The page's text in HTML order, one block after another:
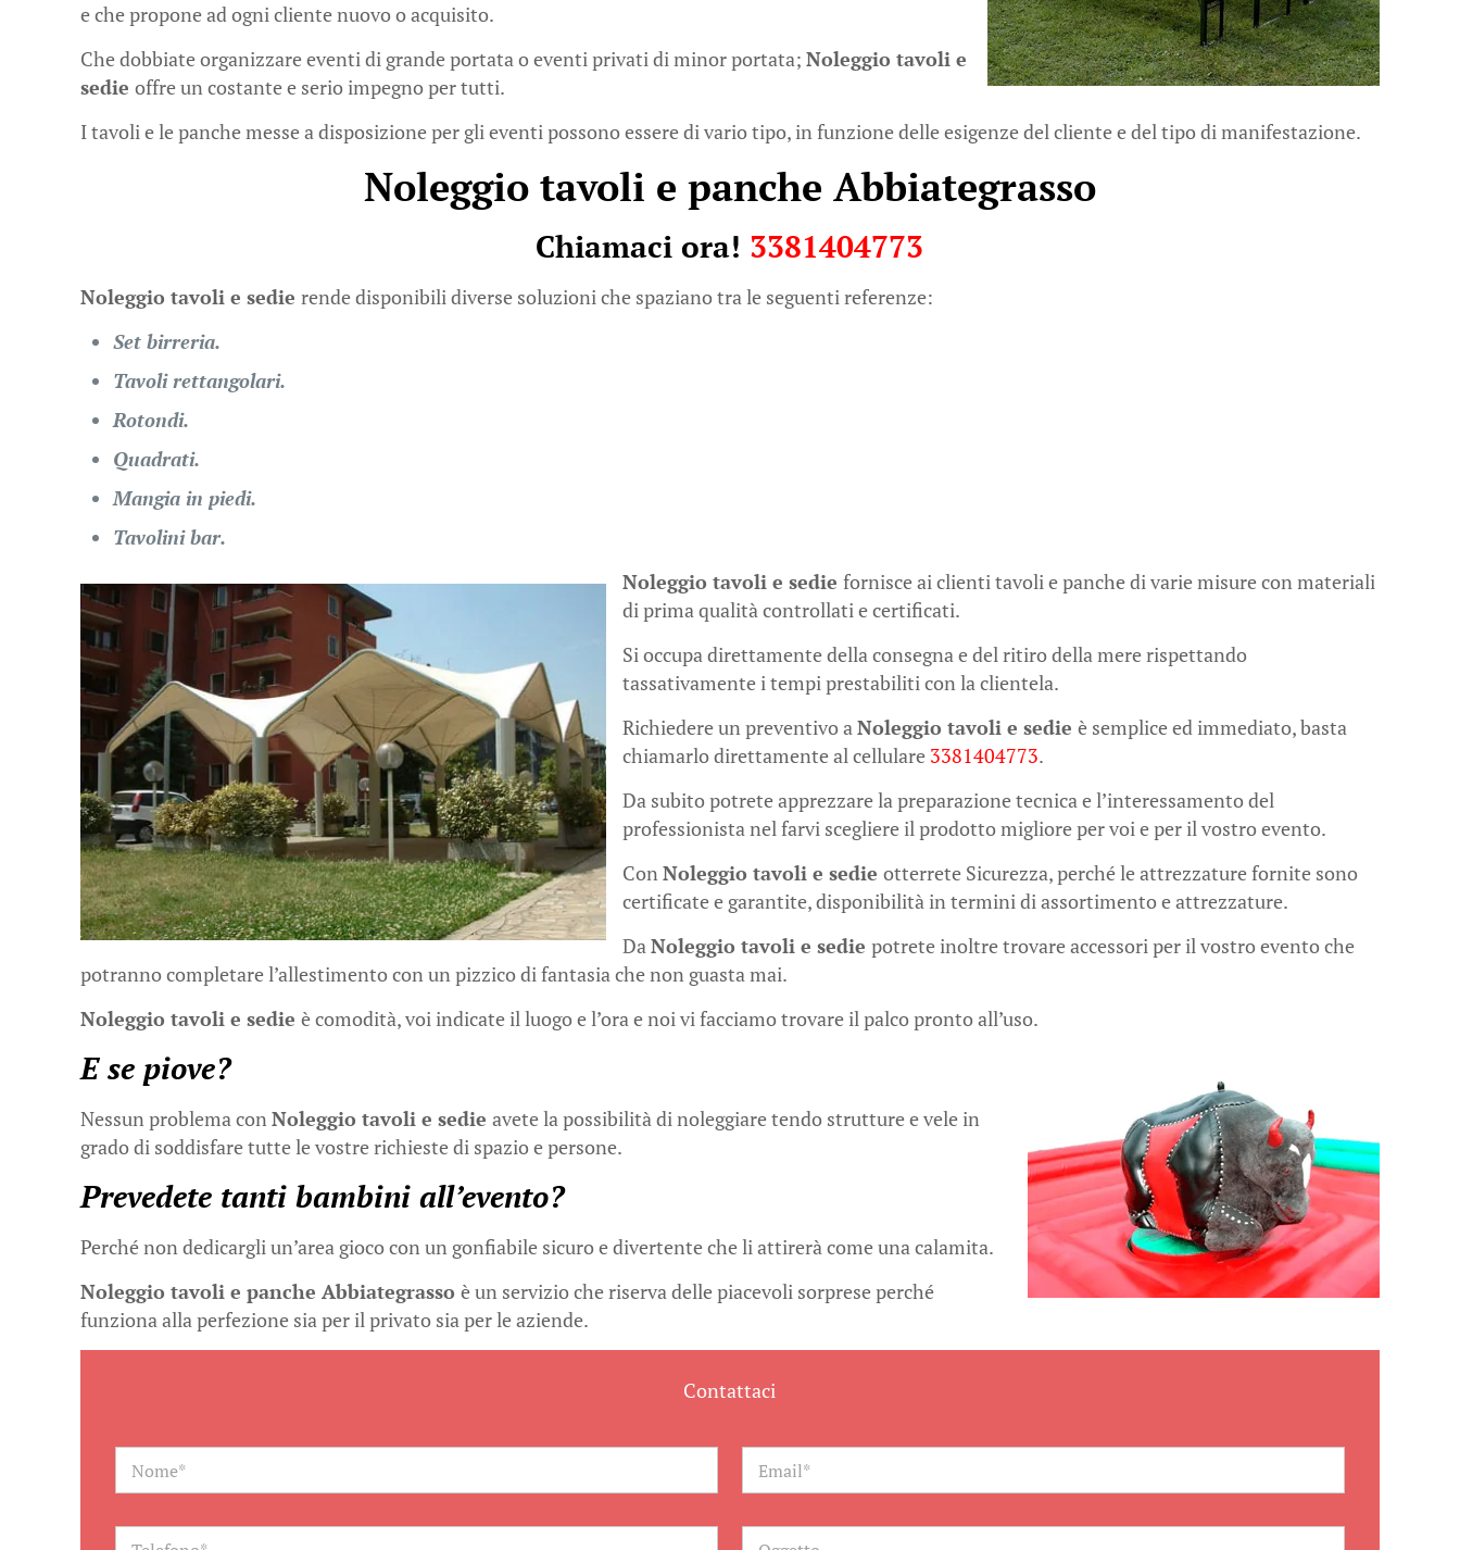
e che propone ad ogni cliente nuovo o acquisito.
Che dobbiate organizzare eventi di grande portata o eventi privati di minor portata;Noleggio tavoli e
sedieoffre un costante e serio impegno per tutti.
I tavoli e le panche messe a disposizione per gli eventi possono essere di vario tipo, in funzione delle esigenze del cliente e del tipo di manifestazione.
Noleggio tavoli e panche Abbiategrasso
Chiamaci ora! 3381404773
Noleggio tavoli e sedierende disponibili diverse soluzioni che spaziano tra le seguenti referenze:
Set birreria.
Tavoli rettangolari.
Rotondi.
Quadrati.
Mangia in piedi.
Tavolini bar.
Noleggio tavoli e sediefornisce ai clienti tavoli e panche di varie misure con materiali
di prima qualità controllati e certificati.
Si occupa direttamente della consegna e del ritiro della mere rispettando
tassativamente i tempi prestabiliti con la clientela.
Richiedere un preventivo aNoleggio tavoli e sedieè semplice ed immediato, basta
chiamarlo direttamente al cellulare 3381404773.
Da subito potrete apprezzare la preparazione tecnica e l’interessamento del
professionista nel farvi scegliere il prodotto migliore per voi e per il vostro evento.
ConNoleggio tavoli e sedieotterrete Sicurezza, perché le attrezzature fornite sono
certificate e garantite, disponibilità in termini di assortimento e attrezzature.
DaNoleggio tavoli e sediepotrete inoltre trovare accessori per il vostro evento che
potranno completare l’allestimento con un pizzico di fantasia che non guasta mai.
Noleggio tavoli e sedieè comodità, voi indicate il luogo e l’ora e noi vi facciamo trovare il palco pronto all’uso.
E se piove?
Nessun problema conNoleggio tavoli e sedieavete la possibilità di noleggiare tendo strutture e vele in
grado di soddisfare tutte le vostre richieste di spazio e persone.
Prevedete tanti bambini all’evento?
Perché non dedicargli un’area gioco con un gonfiabile sicuro e divertente che li attirerà come una calamita.
Noleggio tavoli e panche Abbiategrassoè un servizio che riserva delle piacevoli sorprese perché
funziona alla perfezione sia per il privato sia per le aziende.
Contattaci
N
m
*
E
a
l
T
O